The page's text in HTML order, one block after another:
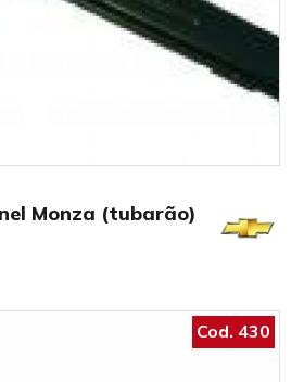
Monza (tubarão)
Cod. 430